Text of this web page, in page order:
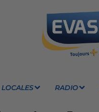
RADIO